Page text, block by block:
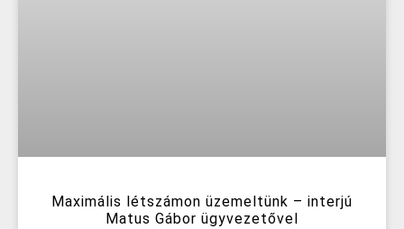
Maximális létszámon üzemeltünk – interjú
Matus Gábor ügyvezetővel